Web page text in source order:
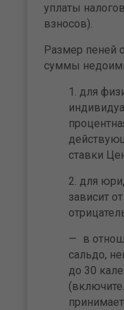
уплаты
взносов).
Размер пеней
суммы
для
ставки
для
зависит
в
сальдо,
до 30